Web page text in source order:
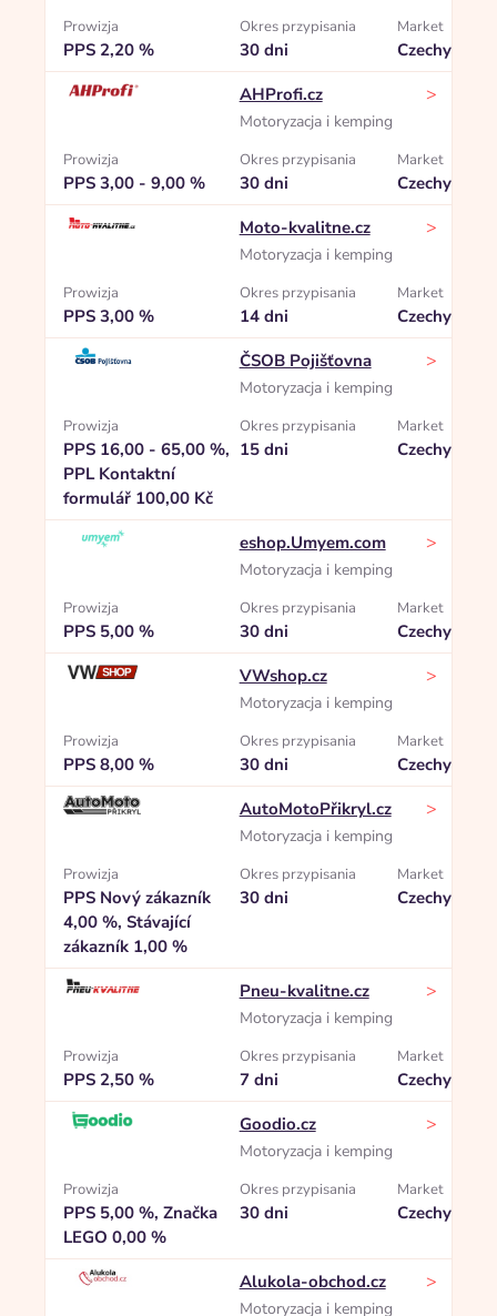
Prowizja
PPS 2,20 %
Okres przypisania
30 dni
Market
Czechy
AHProfi.cz
Motoryzacja i kemping
>
Prowizja
PPS 3,00 - 9,00 %
Okres przypisania
30 dni
Market
Czechy
Moto-kvalitne.cz
Motoryzacja i kemping
>
Prowizja
PPS 3,00 %
Okres przypisania
14 dni
Market
Czechy
ČSOB Pojišťovna
Motoryzacja i kemping
>
Prowizja
PPS 16,00 - 65,00 %,
PPL Kontaktní
formulář 100,00 Kč
Okres przypisania
15 dni
Market
Czechy
eshop.Umyem.com
Motoryzacja i kemping
>
Prowizja
PPS 5,00 %
Okres przypisania
30 dni
Market
Czechy
VWshop.cz
Motoryzacja i kemping
>
Prowizja
PPS 8,00 %
Okres przypisania
30 dni
Market
Czechy
AutoMotoPřikryl.cz
Motoryzacja i kemping
>
Prowizja
PPS Nový zákazník
4,00 %, Stávající
zákazník 1,00 %
Okres przypisania
30 dni
Market
Czechy
Pneu-kvalitne.cz
Motoryzacja i kemping
>
Prowizja
PPS 2,50 %
Okres przypisania
7 dni
Market
Czechy
Goodio.cz
Motoryzacja i kemping
>
Prowizja
PPS 5,00 %, Značka
LEGO 0,00 %
Okres przypisania
30 dni
Market
Czechy
Alukola-obchod.cz
Motoryzacja i kemping
>